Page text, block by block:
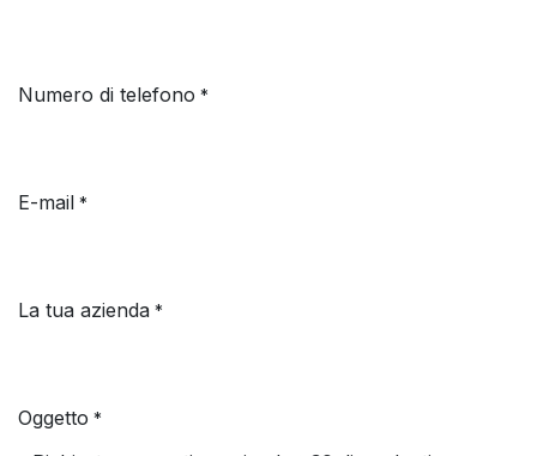
Numero di telefono *
E-mail *
La tua azienda *
Oggetto *